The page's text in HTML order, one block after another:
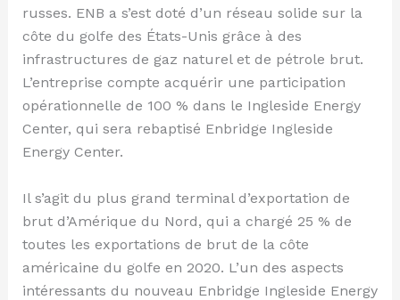
russes. ENB a s’est doté d’un réseau solide sur la
côte du golfe des États-Unis grâce à des
infrastructures de gaz naturel et de pétrole brut.
L’entreprise compte acquérir une participation
opérationnelle de 100 % dans le Ingleside Energy
Center, qui sera rebaptisé Enbridge Ingleside
Energy Center.
Il s’agit du plus grand terminal d’exportation de
brut d’Amérique du Nord, qui a chargé 25 % de
toutes les exportations de brut de la côte
américaine du golfe en 2020. L’un des aspects
intéressants du nouveau Enbridge Ingleside Energy